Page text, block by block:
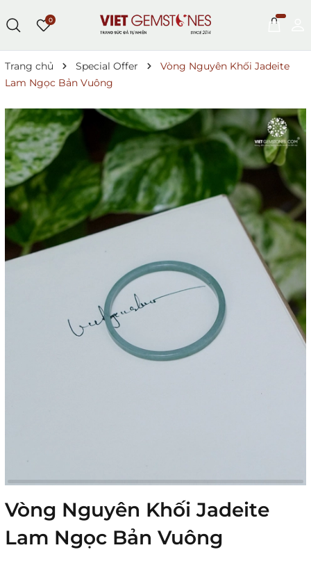
0
Trang chủ Special Offer
Vòng Nguyên Khối Jadeite
Lam Ngọc Bản Vuông
Vòng Nguyên Khối Jadeite
Lam Ngọc Bản Vuông